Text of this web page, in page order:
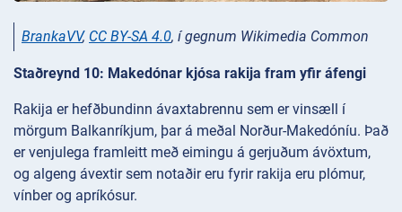
BrankaVV, CC BY-SA 4.0, í gegnum Wikimedia Common
Staðreynd 10: Makedónar kjósa rakija fram yfir áfengi
Rakija er hefðbundinn ávaxtabrennu sem er vinsæll í
mörgum Balkanríkjum, þar á meðal Norður-Makedóníu. Það
er venjulega framleitt með eimingu á gerjuðum ávöxtum,
og algeng ávextir sem notaðir eru fyrir rakija eru plómur,
vínber og apríkósur.